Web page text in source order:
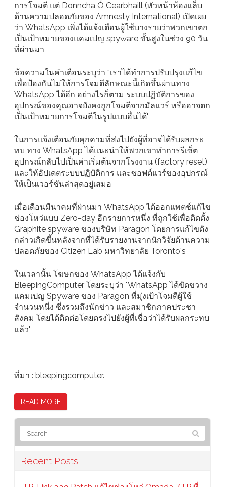
การโจมตี แต่ Donncha Ó Cearbhaill (หัวหน้าห้องแล็บ
ด้านความปลอดภัยของ Amnesty International) เปิดเผย
ว่า WhatsApp เพิ่งได้แจ้งเตือนผู้ใช้บางรายว่าพวกเขาตก
เป็นเป้าหมายของแคมเปญ spyware ขั้นสูงในช่วง 90 วัน
ที่ผ่านมา
ข้อความในคำเตือนระบุว่า “เราได้ทำการปรับปรุงแก้ไข
เพื่อป้องกันไม่ให้การโจมตีลักษณะนี้เกิดขึ้นผ่านทาง
WhatsApp ได้อีก อย่างไรก็ตาม ระบบปฏิบัติการของ
อุปกรณ์ของคุณอาจยังคงถูกโจมตีจากมัลแวร์ หรืออาจตก
เป็นเป้าหมายการโจมตีในรูปแบบอื่นได้"
ในการแจ้งเตือนภัยคุกคามที่ส่งไปยังผู้ที่อาจได้รับผลกระ
ทบ ทาง WhatsApp ได้แนะนำให้พวกเขาทำการรีเซ็ต
อุปกรณ์กลับไปเป็นค่าเริ่มต้นจากโรงงาน (factory reset)
และให้อัปเดตระบบปฏิบัติการ และซอฟต์แวร์ของอุปกรณ์
ให้เป็นเวอร์ชันล่าสุดอยู่เสมอ
เมื่อเดือนมีนาคมที่ผ่านมา WhatsApp ได้ออกแพตช์แก้ไข
ช่องโหว่แบบ Zero-day อีกรายการหนึ่ง ที่ถูกใช้เพื่อติดตั้ง
Graphite spyware ของบริษัท Paragon โดยการแก้ไขดัง
กล่าวเกิดขึ้นหลังจากที่ได้รับรายงานจากนักวิจัยด้านความ
ปลอดภัยของ Citizen Lab มหาวิทยาลัย Toronto's
ในเวลานั้น โฆษกของ WhatsApp ได้แจ้งกับ
BleepingComputer โดยระบุว่า "WhatsApp ได้ขัดขวาง
แคมเปญ Spyware ของ Paragon ที่มุ่งเป้าโจมตีผู้ใช้
จำนวนหนึ่ง ซึ่งรวมถึงนักข่าว และสมาชิกภาคประชา
สังคม โดยได้ติดต่อโดยตรงไปยังผู้ที่เชื่อว่าได้รับผลกระทบ
แล้ว"
ที่มา : bleepingcomputer.
READ MORE
Recent Posts